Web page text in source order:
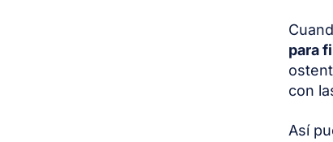
para
con
Así